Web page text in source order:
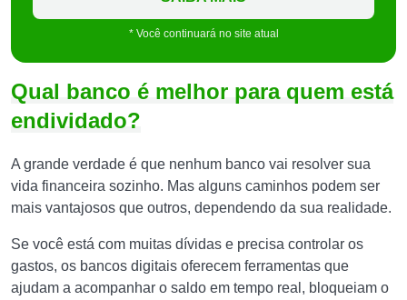
* Você continuará no site atual
Qual banco é melhor para quem está
endividado?
A grande verdade é que nenhum banco vai resolver sua
vida financeira sozinho. Mas alguns caminhos podem ser
mais vantajosos que outros, dependendo da sua realidade.
Se você está com muitas dívidas e precisa controlar os
gastos, os bancos digitais oferecem ferramentas que
ajudam a acompanhar o saldo em tempo real, bloqueiam o